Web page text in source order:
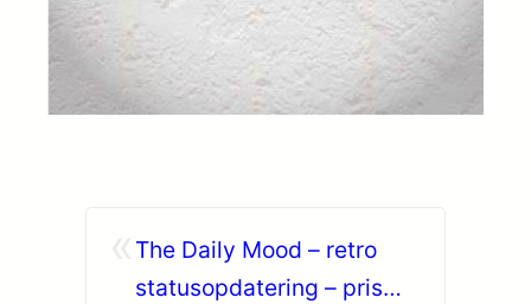
The Daily Mood – retro
statusopdatering – pris